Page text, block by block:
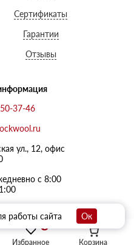
Избранное Корзина
Сертификаты
Гарантии
Отзывы
37-46
ул., 12, офис
с 8:00
работы сайта Ок